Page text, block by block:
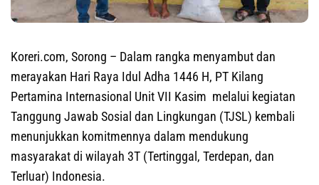
Koreri.com, Sorong – Dalam rangka menyambut dan
merayakan Hari Raya Idul Adha 1446 H, PT Kilang
Pertamina Internasional Unit VII Kasim melalui kegiatan
Tanggung Jawab Sosial dan Lingkungan (TJSL) kembali
menunjukkan komitmennya dalam mendukung
masyarakat di wilayah 3T (Tertinggal, Terdepan, dan
Terluar) Indonesia.